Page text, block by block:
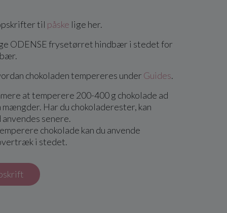
til påske lige her.
ODENSE frysetørret hindbær i stedet for
chokoladen tempereres under Guides.
at temperere 200-400 g chokolade ad
mængder. Har du chokoladerester, kan
senere.
chokolade kan du anvende
i stedet.